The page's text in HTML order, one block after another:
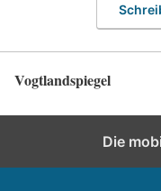
Vogtlandspiegel
Die